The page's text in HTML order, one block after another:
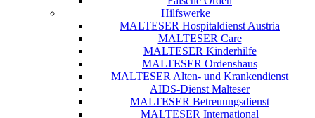
Hilfswerke
MALTESER Hospitaldienst Austria
MALTESER Care
MALTESER Kinderhilfe
MALTESER Ordenshaus
MALTESER Alten- und Krankendienst
AIDS-Dienst Malteser
MALTESER Betreuungsdienst
MALTESER International